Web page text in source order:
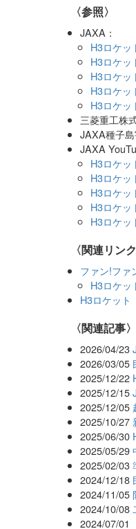
〈参照〉
JAXA：
H3ロケッ
H3ロケッ
H3ロケッ
H3ロケッ
H3ロケッ
三菱重工株
JAXA種子
JAXA
H3ロケッ
H3ロケッ
H3ロケッ
H3ロケッ
H3ロケッ
〈関連リンク
ファン!ファ
H3ロケッ
H3ロケット
関連記事
2026/04/23
2026/03/05
2025/12/22
2025/12/15
2025/12/05
2025/10/27
2025/06/30
2025/05/29
2025/02/03
2024/12/18
2024/11/05
2024/10/08
2024/07/01